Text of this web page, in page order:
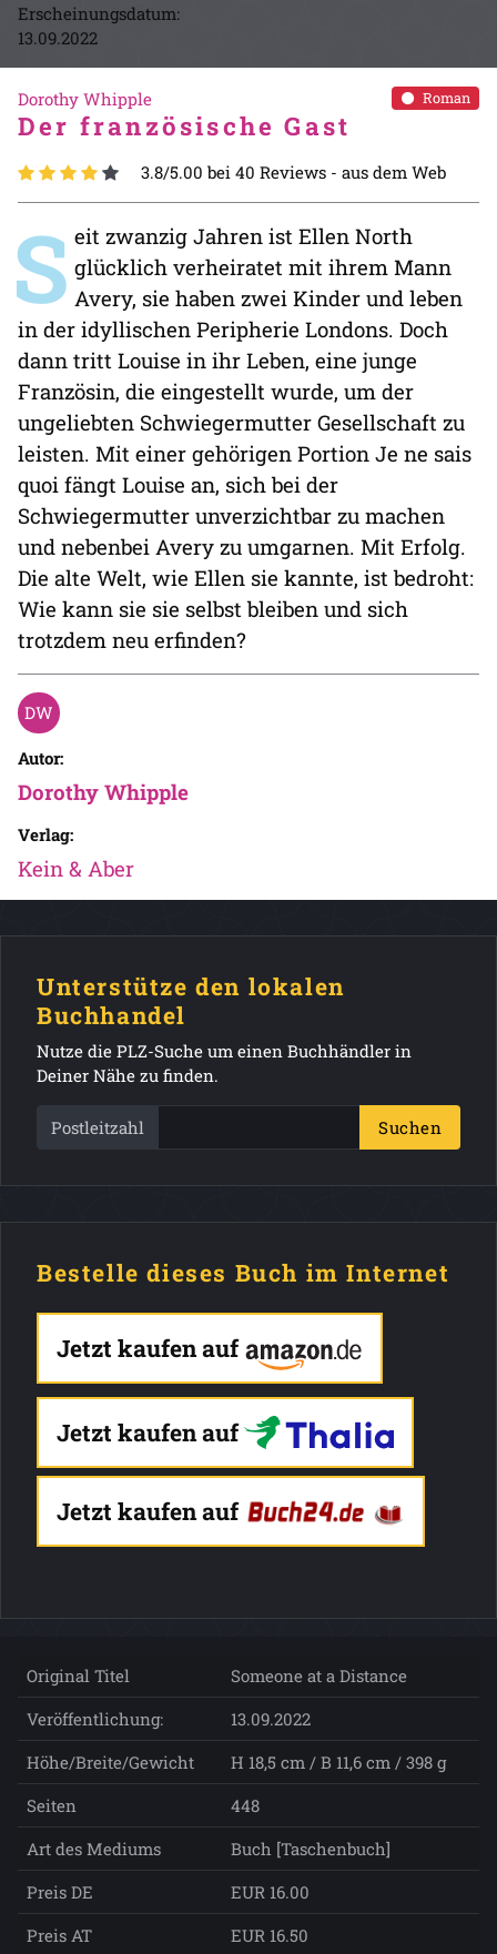
Erscheinungsdatum:
13.09.2022
Roman
Dorothy Whipple
Der französische Gast
3.8/5.00 bei 40 Reviews - aus dem Web
S eit zwanzig Jahren ist Ellen North
glücklich verheiratet mit ihrem Mann
Avery, sie haben zwei Kinder und leben
in der idyllischen Peripherie Londons. Doch
dann tritt Louise in ihr Leben, eine junge
Französin, die eingestellt wurde, um der
ungeliebten Schwiegermutter Gesellschaft zu
leisten. Mit einer gehörigen Portion Je ne sais
quoi fängt Louise an, sich bei der
Schwiegermutter unverzichtbar zu machen
und nebenbei Avery zu umgarnen. Mit Erfolg.
Die alte Welt, wie Ellen sie kannte, ist bedroht:
Wie kann sie sie selbst bleiben und sich
trotzdem neu erfinden?
Autor:
Dorothy Whipple
Verlag:
Kein & Aber
Unterstütze den lokalen
Buchhandel
Nutze die PLZ-Suche um einen Buchhändler in
Deiner Nähe zu finden.
Postleitzahl Suchen
Bestelle dieses Buch im Internet
Jetzt kaufen auf
Jetzt kaufen auf
Jetzt kaufen auf
Original Titel
Someone at a Distance
Veröffentlichung:
13.09.2022
Höhe/Breite/Gewicht
H 18,5 cm / B 11,6 cm / 398 g
Seiten
448
Art des Mediums
Buch [Taschenbuch]
Preis DE
EUR 16.00
Preis AT
EUR 16.50